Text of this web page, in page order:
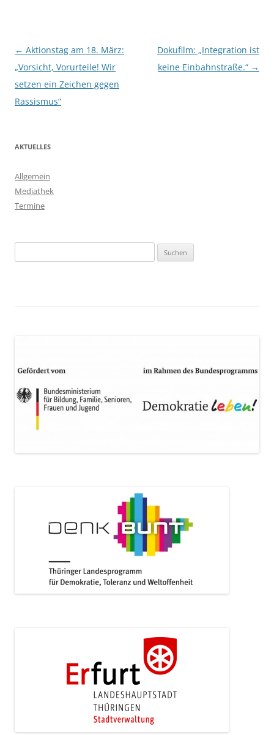
Beitragsnavigation
← Aktionstag am 18. März:
„Vorsicht, Vorurteile! Wir
setzen ein Zeichen gegen
Rassismus“
Dokufilm: „Integration ist
keine Einbahnstraße.“ →
AKTUELLES
Allgemein
Mediathek
Termine
nach: